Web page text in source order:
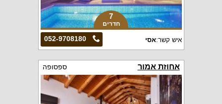
7
חדרים
052-9708180 איש קשר:אסי
אחוזת אמור ספסופה